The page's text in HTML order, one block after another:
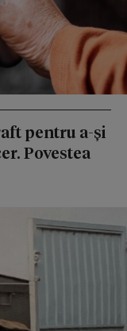
pentru a-și
Povestea